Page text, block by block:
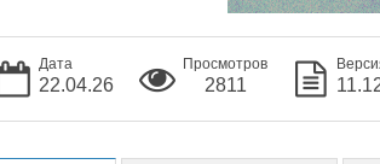
Дата
22.04.26
Просмотров
2811